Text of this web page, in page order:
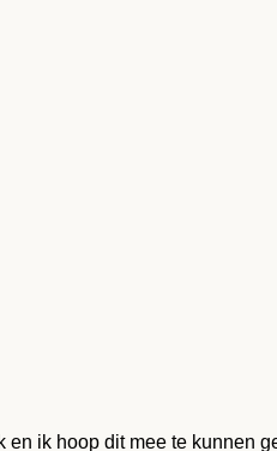
ik hoop dit mee te kunnen